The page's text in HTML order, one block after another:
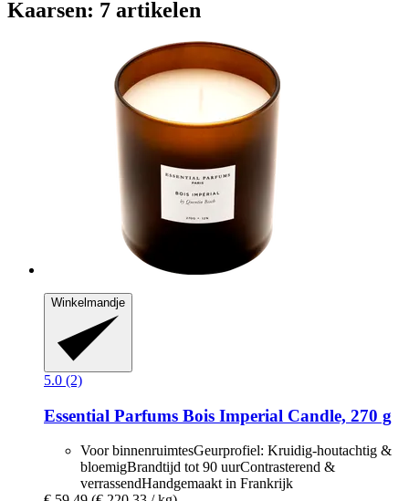
Kaarsen: 7 artikelen
Winkelmandje
5.0 (2)
Essential Parfums Bois Imperial Candle, 270 g
Voor binnenruimtesGeurprofiel: Kruidig-houtachtig &
bloemigBrandtijd tot 90 uurContrasterend &
verrassendHandgemaakt in Frankrijk